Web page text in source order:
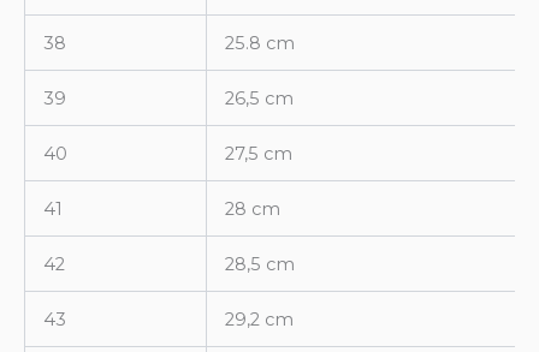
38 25.8 cm
39 26,5 cm
40 27,5 cm
41 28 cm
42 28,5 cm
43 29,2 cm